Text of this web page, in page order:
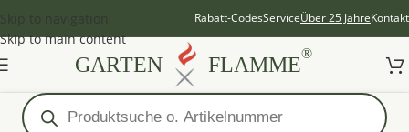
Skip to navigation
Skip to main content
Rabatt-CodesServiceÜber 25 JahreKontakt
GARTEN FLAMME®